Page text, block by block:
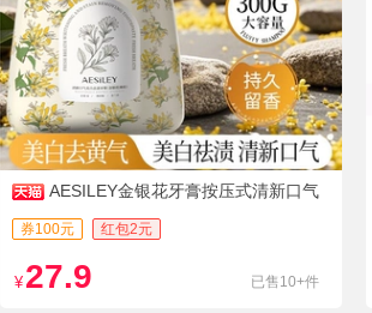
AESILEY金银花牙膏按压式清新口气
券100元 红包2元
¥ 27.9 已售10+件